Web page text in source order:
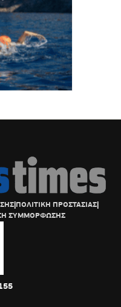
|ΠΟΛΙΤΙΚΗ ΠΡΟΣΤΑΣΙΑΣ|
ΣΥΜΜΟΡΦΩΣΗΣ